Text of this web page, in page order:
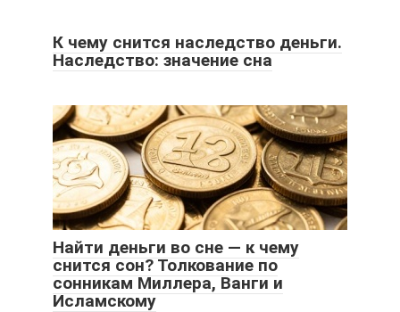
К чему снится наследство деньги.
Наследство: значение сна
Найти деньги во сне — к чему
снится сон? Толкование по
сонникам Миллера, Ванги и
Исламскому